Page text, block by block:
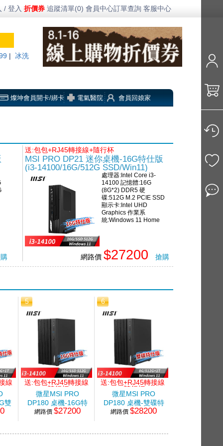
/ 登入 折價券 追蹤清單(0) 會員中心訂單查詢 客服中心
冰洗
燦坤會員開卡/綁卡 電氣醫院 會員回娘家
送:包包+RJ45轉接線+隨行杯
MSI PRO DP21 迷你桌機-16G特仕版
(i3-14100/16G/512G SSD/Win11)
處理器:Intel Core i3-
14100 記憶體:16G
(8G*2) DDR5 硬
碟:512G M.2 PCIE SSD
顯示卡:Intel UHD
Graphics 作業系
統:Windows 11 Home
網路價 $27200 搶購
線
雙
Win11)
5
送:包包+RJ45轉接線
+隨行杯
微星MSI PRO
DP180 桌機-16G特
仕版 (i3-
網路價$27200
6
送:包包+RJ45轉接線
+隨行杯
微星MSI PRO
DP180 桌機-雙碟特
仕版 (i3-
網路價$28200